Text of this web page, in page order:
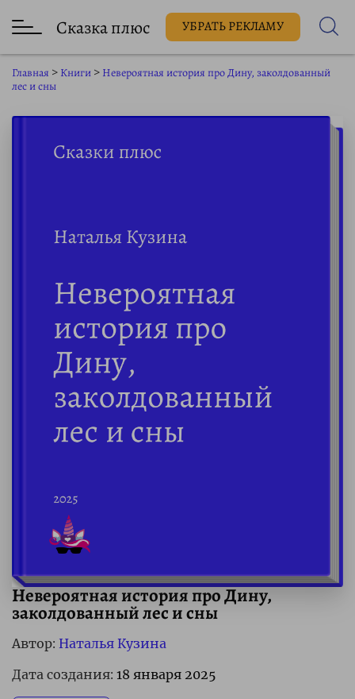
Сказка плюс УБРАТЬ РЕКЛАМУ
Главная > Книги > Невероятная история про Дину, заколдованный
лес и сны
Невероятная история про Дину,
заколдованный лес и сны
Автор: Наталья Кузина
Дата создания: 18 января 2025